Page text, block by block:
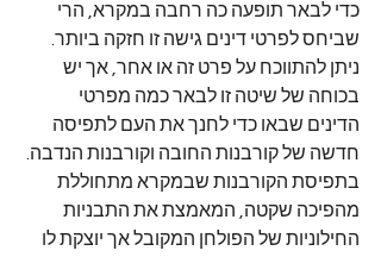
כדי לבאר תופעה כה רחבה במקרא, הרי
שביחס לפרטי דינים גישה זו חזקה ביותר.
ניתן להתווכח על פרט זה או אחר, אך יש
בכוחה של שיטה זו לבאר כמה מפרטי
הדינים שבאו כדי לחנך את העם לתפיסה
חדשה של קורבנות החובה וקורבנות הנדבה.
בתפיסת הקורבנות שבמקרא מתחוללת
מהפיכה שקטה, המאמצת את התבניות
החילוניות של הפולחן המקובל אך יוצקת לו